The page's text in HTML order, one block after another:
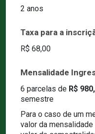
2 anos
Taxa para a
R$ 68,00
Mensalidade
6 parcelas de R$
semestre
Para o caso de um
valor da